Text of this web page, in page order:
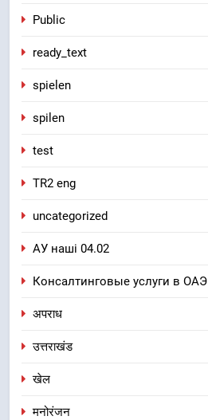
Public
ready_text
spielen
spilen
test
TR2 eng
uncategorized
АУ наші 04.02
Консалтинговые услуги в ОАЭ
अपराध
उत्तराखंड
खेल
मनोरंजन